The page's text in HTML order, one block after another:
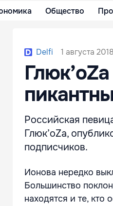
Общество
Delfi 1 августа
Российская
Глюк’oZа,
подписчиков.
Ионова нередко
Большинство
находятся и те, кто